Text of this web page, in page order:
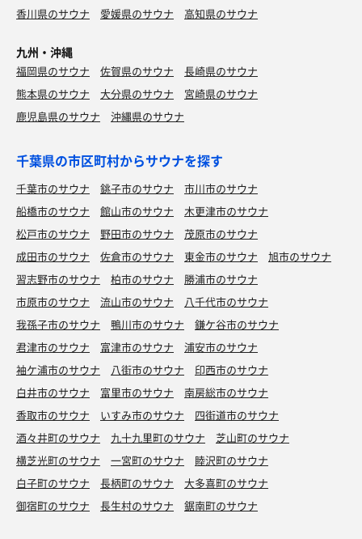
香川県のサウナ
愛媛県のサウナ 高知県のサウナ
九州・沖縄
福岡県のサウナ 佐賀県のサウナ
長崎県のサウナ
熊本県のサウナ
大分県のサウナ
宮崎県のサウナ
鹿児島県のサウナ
沖縄県のサウナ
千葉県の市区町村からサウナを探す
千葉市のサウナ 銚子市のサウナ
市川市のサウナ
船橋市のサウナ
館山市のサウナ
木更津市のサウナ
松戸市のサウナ
野田市のサウナ
茂原市のサウナ
成田市のサウナ
佐倉市のサウナ 東金市のサウナ
旭市のサウナ
習志野市のサウナ
柏市のサウナ
勝浦市のサウナ
市原市のサウナ
流山市のサウナ
八千代市のサウナ
我孫子市のサウナ
鴨川市のサウナ
鎌ケ谷市のサウナ
君津市のサウナ
富津市のサウナ
浦安市のサウナ
袖ケ浦市のサウナ
八街市のサウナ
印西市のサウナ
白井市のサウナ
富里市のサウナ
南房総市のサウナ
香取市のサウナ
いすみ市のサウナ
四街道市のサウナ
酒々井町のサウナ
九十九里町のサウナ
芝山町のサウナ
横芝光町のサウナ
一宮町のサウナ
睦沢町のサウナ
白子町のサウナ
長柄町のサウナ
大多喜町のサウナ
御宿町のサウナ
長生村のサウナ 鋸南町のサウナ